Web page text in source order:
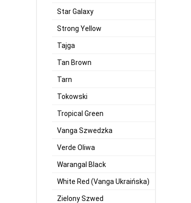
Star Galaxy
Strong Yellow
Tajga
Tan Brown
Tarn
Tokowski
Tropical Green
Vanga Szwedzka
Verde Oliwa
Warangal Black
White Red (Vanga Ukraińska)
Zielony Szwed